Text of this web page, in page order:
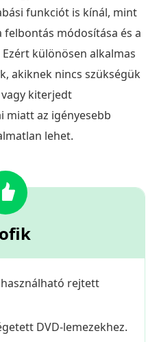
funkciót is kínál, mint
felbontás módosítása és a
különösen alkalmas
akiknek nincs szükségük
kiterjedt
miatt az igényesebb
lehet.
rejtett
DVD-lemezekhez.